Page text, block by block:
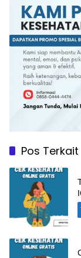
Pos Terkait